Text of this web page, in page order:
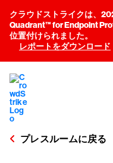
クラウドストライクは、
Quadrant™ for Endpoint
位置付けられました。
レポートをダウンロード
プレスルームに戻る